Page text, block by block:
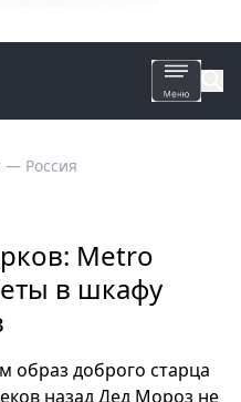
— Россия
Metro
в шкафу
доброго старца
назад Дед Мороз не